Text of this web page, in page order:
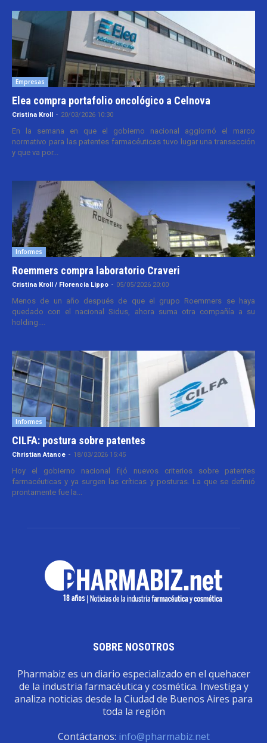
Empresas
Elea compra portafolio oncológico a Celnova
Cristina Kroll - 20/03/2026 10:30
En la semana en que el gobierno nacional aggiornó el marco
normativo para las patentes farmacéuticas tuvo lugar una transacción
y que va por...
Informes
Roemmers compra laboratorio Craveri
Cristina Kroll / Florencia Lippo - 05/05/2026 20:00
Menos de un año después de que el grupo Roemmers se haya
quedado con el nacional Sidus, ahora suma otra compañía a su
holding....
Informes
CILFA: postura sobre patentes
Christian Atance - 18/03/2026 15:45
Hoy el gobierno nacional fijó nuevos criterios sobre patentes
farmacéuticas y ya surgen las críticas y posturas. La que se definió
prontamente fue la...
SOBRE NOSOTROS
Pharmabiz es un diario especializado en el quehacer
de la industria farmacéutica y cosmética. Investiga y
analiza noticias desde la Ciudad de Buenos Aires para
toda la región
Contáctanos: info@pharmabiz.net